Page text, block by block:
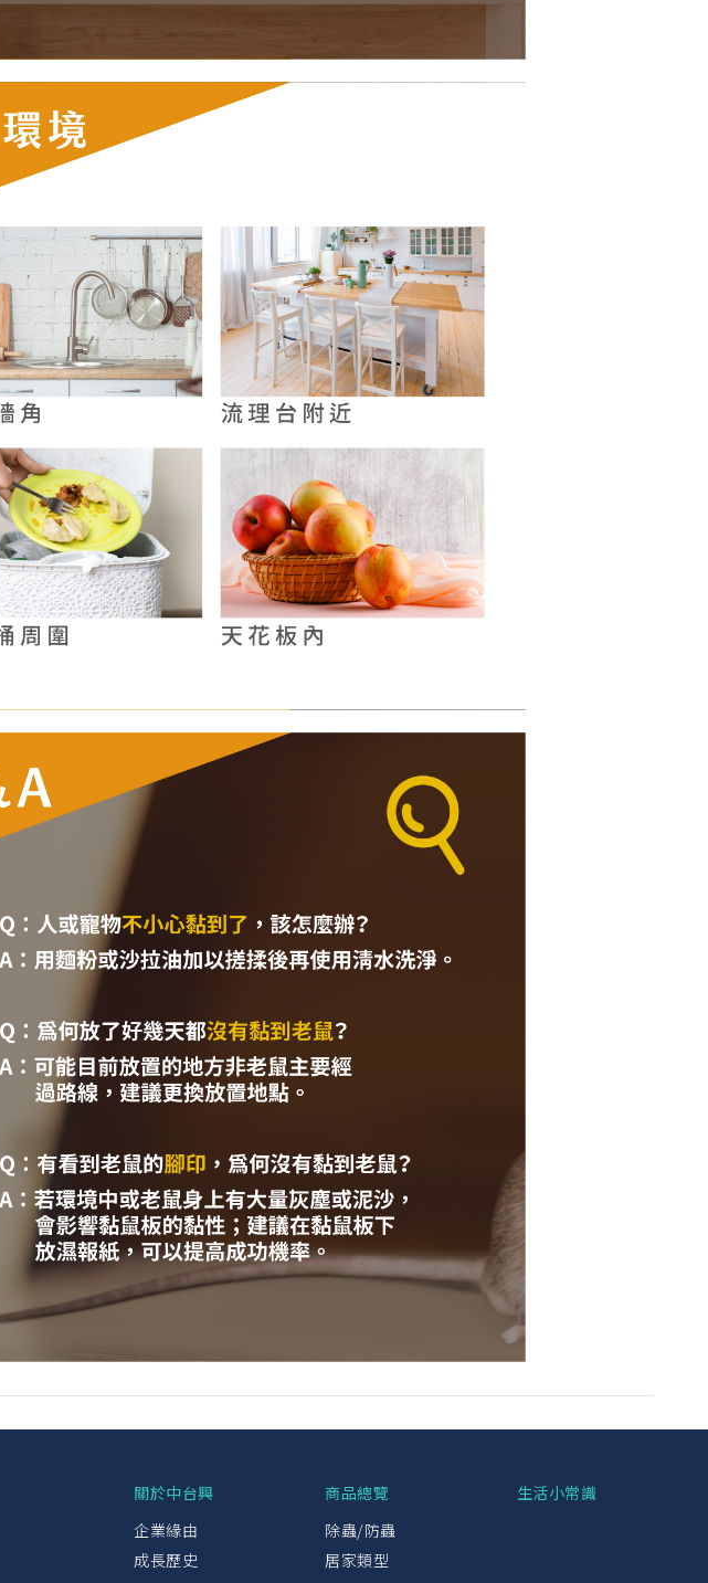
關於中台興
企業緣由
成長歷史
商品總覽
除蟲/防蟲
居家類型
生活小常識